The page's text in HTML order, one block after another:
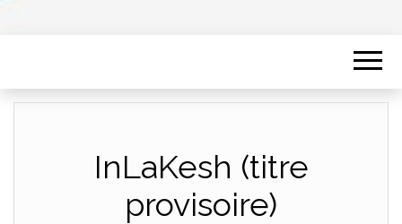
InLaKesh (titre
provisoire)